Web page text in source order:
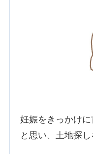
妊娠をきっかけ
と思い、土地探